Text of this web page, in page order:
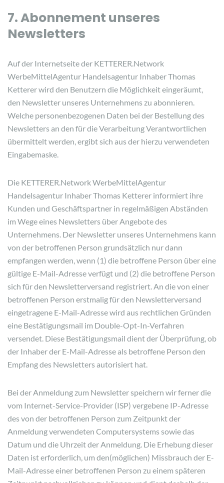
7. Abonnement unseres
Newsletters
Auf der Internetseite der KETTERER.Network
WerbeMittelAgentur Handelsagentur Inhaber Thomas
Ketterer wird den Benutzern die Möglichkeit eingeräumt,
den Newsletter unseres Unternehmens zu abonnieren.
Welche personenbezogenen Daten bei der Bestellung des
Newsletters an den für die Verarbeitung Verantwortlichen
übermittelt werden, ergibt sich aus der hierzu verwendeten
Eingabemaske.
Die KETTERER.Network WerbeMittelAgentur
Handelsagentur Inhaber Thomas Ketterer informiert ihre
Kunden und Geschäftspartner in regelmäßigen Abständen
im Wege eines Newsletters über Angebote des
Unternehmens. Der Newsletter unseres Unternehmens kann
von der betroffenen Person grundsätzlich nur dann
empfangen werden, wenn (1) die betroffene Person über eine
gültige E-Mail-Adresse verfügt und (2) die betroffene Person
sich für den Newsletterversand registriert. An die von einer
betroffenen Person erstmalig für den Newsletterversand
eingetragene E-Mail-Adresse wird aus rechtlichen Gründen
eine Bestätigungsmail im Double-Opt-In-Verfahren
versendet. Diese Bestätigungsmail dient der Überprüfung, ob
der Inhaber der E-Mail-Adresse als betroffene Person den
Empfang des Newsletters autorisiert hat.
Bei der Anmeldung zum Newsletter speichern wir ferner die
vom Internet-Service-Provider (ISP) vergebene IP-Adresse
des von der betroffenen Person zum Zeitpunkt der
Anmeldung verwendeten Computersystems sowie das
Datum und die Uhrzeit der Anmeldung. Die Erhebung dieser
Daten ist erforderlich, um den(möglichen) Missbrauch der E-
Mail-Adresse einer betroffenen Person zu einem späteren